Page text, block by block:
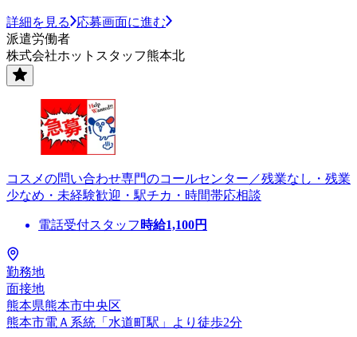
詳細を見る
応募画面に進む
派遣労働者
株式会社ホットスタッフ熊本北
コスメの問い合わせ専門のコールセンター／残業なし・残業
少なめ・未経験歓迎・駅チカ・時間帯応相談
電話受付スタッフ 時給1,100円
勤務地
面接地
熊本県熊本市中央区
熊本市電Ａ系統「水道町駅」より徒歩2分